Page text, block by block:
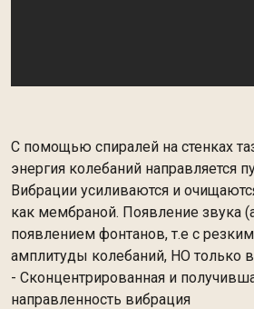
С помощью спиралей на стенках
энергия колебаний направляется
Вибрации усиливаются и
как мембраной. Появление звука
появлением фонтанов, т.е с
амплитуды колебаний, НО только в
- Сконцентрированная и
направленность вибрация